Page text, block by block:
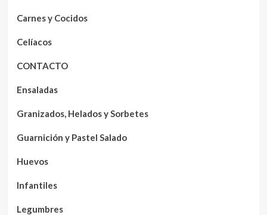
Carnes y Cocidos
Celíacos
CONTACTO
Ensaladas
Granizados, Helados y Sorbetes
Guarnición y Pastel Salado
Huevos
Infantiles
Legumbres